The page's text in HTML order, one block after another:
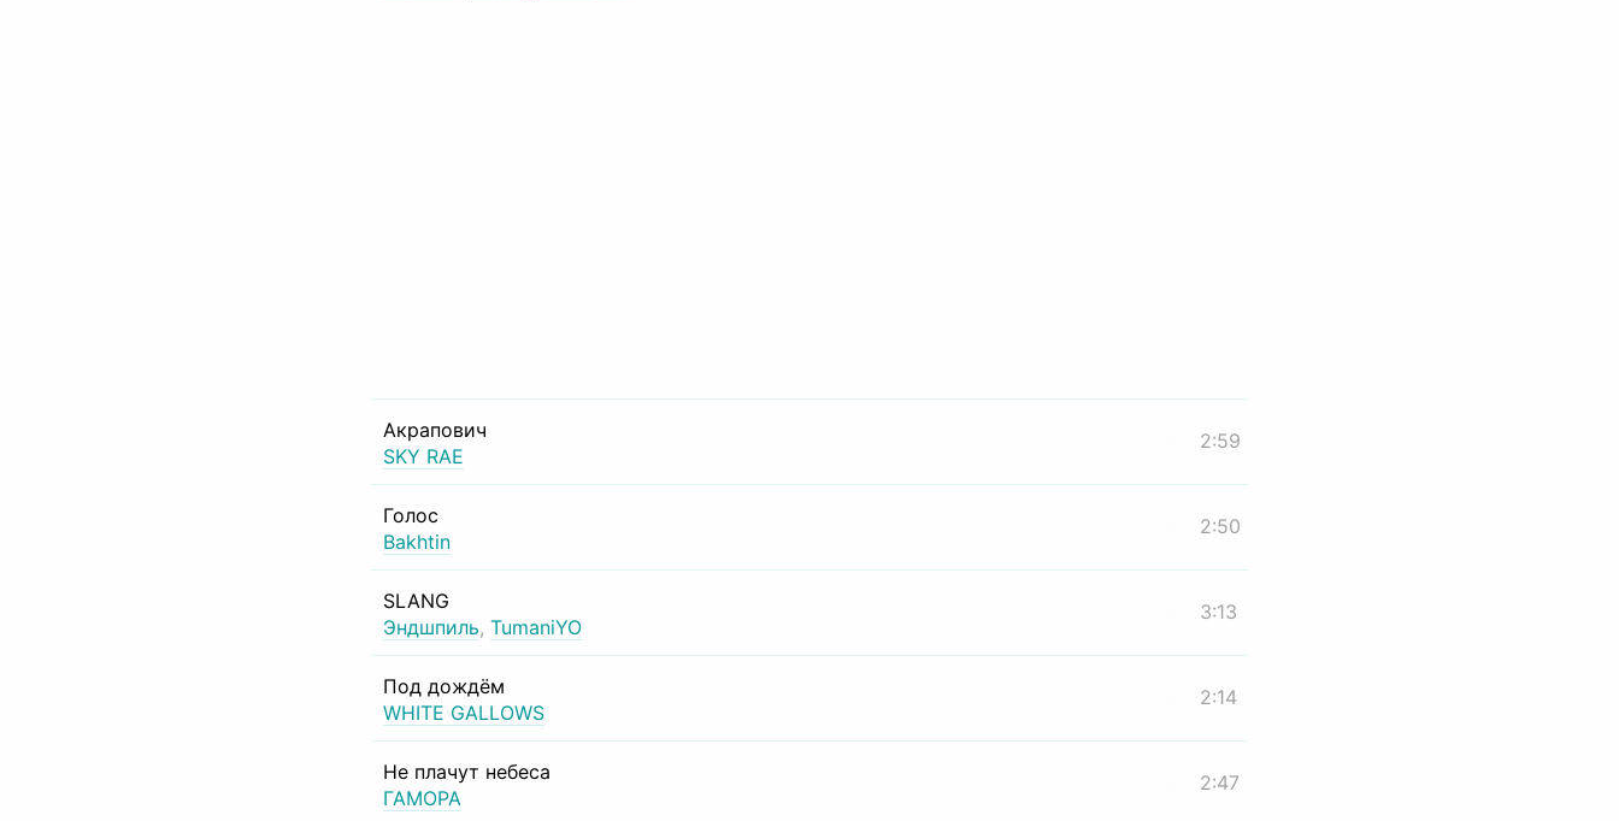
Акрапович
SKY RAE
2:59
Голос
Bakhtin
2:50
SLANG
Эндшпиль, TumaniYO
3:13
Под дождём
WHITE GALLOWS
2:14
Не плачут небеса
ГАМОРА
2:47